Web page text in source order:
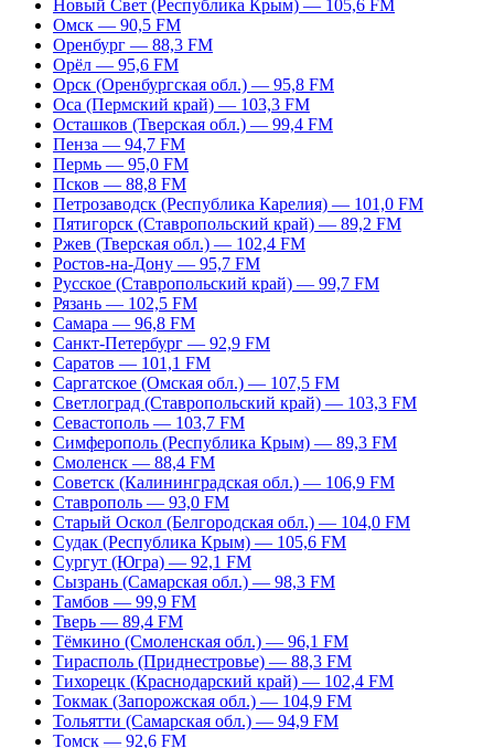
Новый Свет (Республика Крым) — 105,6 FM
Омск — 90,5 FM
Оренбург — 88,3 FM
Орёл — 95,6 FM
Орск (Оренбургская обл.) — 95,8 FM
Оса (Пермский край) — 103,3 FM
Осташков (Тверская обл.) — 99,4 FM
Пенза — 94,7 FM
Пермь — 95,0 FM
Псков — 88,8 FM
Петрозаводск (Республика Карелия) — 101,0 FM
Пятигорск (Ставропольский край) — 89,2 FM
Ржев (Тверская обл.) — 102,4 FM
Ростов-на-Дону — 95,7 FM
Русское (Ставропольский край) — 99,7 FM
Рязань — 102,5 FM
Самара — 96,8 FM
Санкт-Петербург — 92,9 FM
Саратов — 101,1 FM
Саргатское (Омская обл.) — 107,5 FM
Светлоград (Ставропольский край) — 103,3 FM
Севастополь — 103,7 FM
Симферополь (Республика Крым) — 89,3 FM
Смоленск — 88,4 FM
Советск (Калининградская обл.) — 106,9 FM
Ставрополь — 93,0 FM
Старый Оскол (Белгородская обл.) — 104,0 FM
Судак (Республика Крым) — 105,6 FM
Сургут (Югра) — 92,1 FM
Сызрань (Самарская обл.) — 98,3 FM
Тамбов — 99,9 FM
Тверь — 89,4 FM
Тёмкино (Смоленская обл.) — 96,1 FM
Тирасполь (Приднестровье) — 88,3 FM
Тихорецк (Краснодарский край) — 102,4 FM
Токмак (Запорожская обл.) — 104,9 FM
Тольятти (Самарская обл.) — 94,9 FM
Томск — 92,6 FM